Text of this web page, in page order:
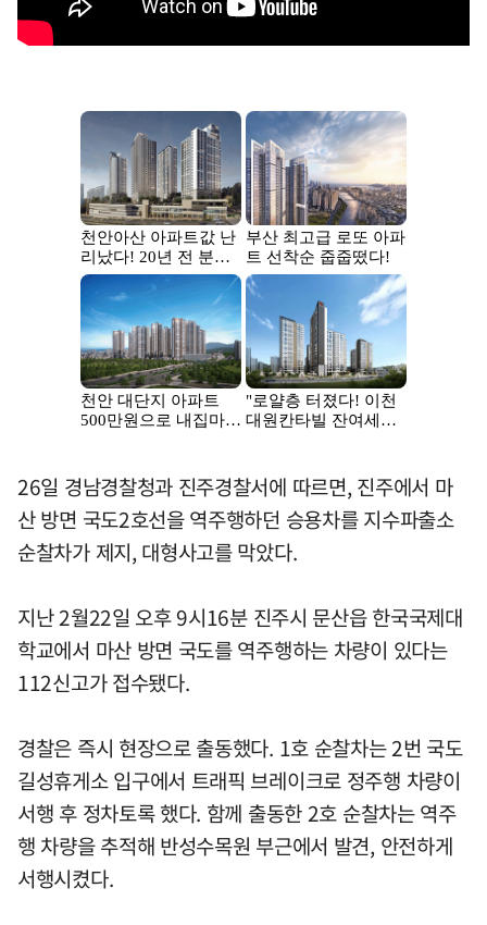
26일 경남경찰청과 진주경찰서에 따르면, 진주에서 마
산 방면 국도2호선을 역주행하던 승용차를 지수파출소
순찰차가 제지, 대형사고를 막았다.
지난 2월22일 오후 9시16분 진주시 문산읍 한국국제대
학교에서 마산 방면 국도를 역주행하는 차량이 있다는
112신고가 접수됐다.
경찰은 즉시 현장으로 출동했다. 1호 순찰차는 2번 국도
길성휴게소 입구에서 트래픽 브레이크로 정주행 차량이
서행 후 정차토록 했다. 함께 출동한 2호 순찰차는 역주
행 차량을 추적해 반성수목원 부근에서 발견, 안전하게
서행시켰다.